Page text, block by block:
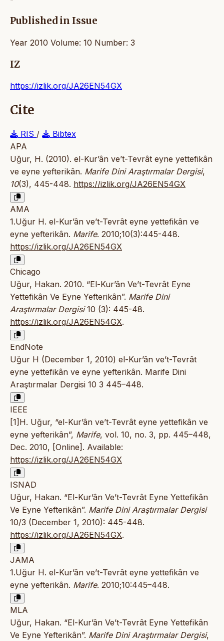
Published in Issue
Year 2010 Volume: 10 Number: 3
IZ
https://izlik.org/JA26EN54GX
Cite
RIS /
Bibtex
APA
Uğur, H. (2010). el-Kur’ân ve’t-Tevrât eyne yettefikân
ve eyne yefterikân. Marife Dini Araştırmalar Dergisi,
10(3), 445-448. https://izlik.org/JA26EN54GX
AMA
1.Uğur H. el-Kur’ân ve’t-Tevrât eyne yettefikân ve
eyne yefterikân. Marife. 2010;10(3):445-448.
https://izlik.org/JA26EN54GX
Chicago
Uğur, Hakan. 2010. “El-Kur’ân Ve’t-Tevrât Eyne
Yettefikân Ve Eyne Yefterikân”. Marife Dini
Araştırmalar Dergisi10 (3): 445-48.
https://izlik.org/JA26EN54GX.
EndNote
Uğur H (December 1, 2010) el-Kur’ân ve’t-Tevrât
eyne yettefikân ve eyne yefterikân. Marife Dini
Araştırmalar Dergisi 10 3 445–448.
IEEE
[1]H. Uğur, “el-Kur’ân ve’t-Tevrât eyne yettefikân ve
eyne yefterikân”, Marife, vol. 10, no. 3, pp. 445–448,
Dec. 2010, [Online]. Available:
https://izlik.org/JA26EN54GX
ISNAD
Uğur, Hakan. “El-Kur’ân Ve’t-Tevrât Eyne Yettefikân
Ve Eyne Yefterikân”. Marife Dini Araştırmalar Dergisi
10/3 (December 1, 2010): 445-448.
https://izlik.org/JA26EN54GX.
JAMA
1.Uğur H. el-Kur’ân ve’t-Tevrât eyne yettefikân ve
eyne yefterikân. Marife. 2010;10:445–448.
MLA
Uğur, Hakan. “El-Kur’ân Ve’t-Tevrât Eyne Yettefikân
Ve Eyne Yefterikân”. Marife Dini Araştırmalar Dergisi,